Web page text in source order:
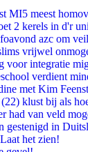
MI5 meest
2 kerels in d'r
azc om
vrijwel
voor integratie
verdient
met Kim
klust bij als
had van veld
gestenigd in
het zien!